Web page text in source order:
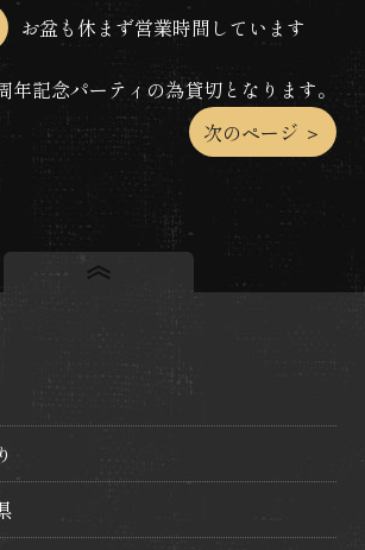
お盆も休まず営業時間しています
年記念パーティの為貸切となります。
次のページ ＞